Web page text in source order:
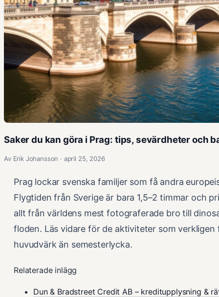
Saker du kan göra i Prag: tips, sevärdheter och
Av Erik Johansson · april 25, 2026
Prag lockar svenska familjer som få andra
Flygtiden från Sverige är bara 1,5–2 timmar och
allt från världens mest fotograferade bro till
floden. Läs vidare för de aktiviteter som
huvudvärk än semesterlycka.
Relaterade inlägg
Dun & Bradstreet Credit AB – kreditupplysning &